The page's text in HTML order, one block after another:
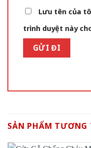
Lưu tên của
trình duyệt này
SẢN PHẨM TƯƠNG